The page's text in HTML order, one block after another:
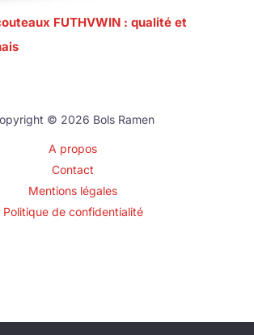
FUTHVWIN : qualité et
© 2026 Bols Ramen
A propos
Contact
Mentions légales
Politique de confidentialité